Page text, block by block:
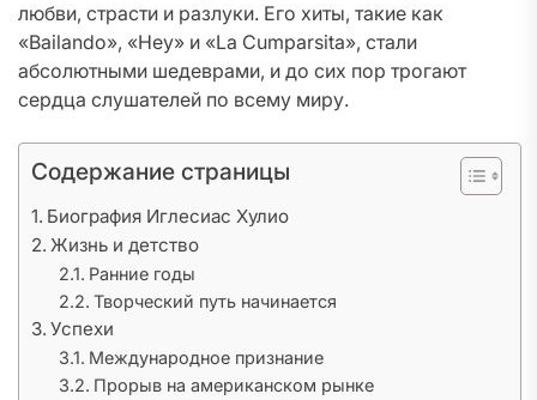
любви, страсти и разлуки. Его хиты, такие как
«Bailando», «Hey» и «La Cumparsita», стали
абсолютными шедеврами, и до сих пор трогают
сердца слушателей по всему миру.
Содержание страницы
Биография Иглесиас Хулио
Жизнь и детство
Ранние годы
Творческий путь начинается
Успехи
Международное признание
Прорыв на американском рынке